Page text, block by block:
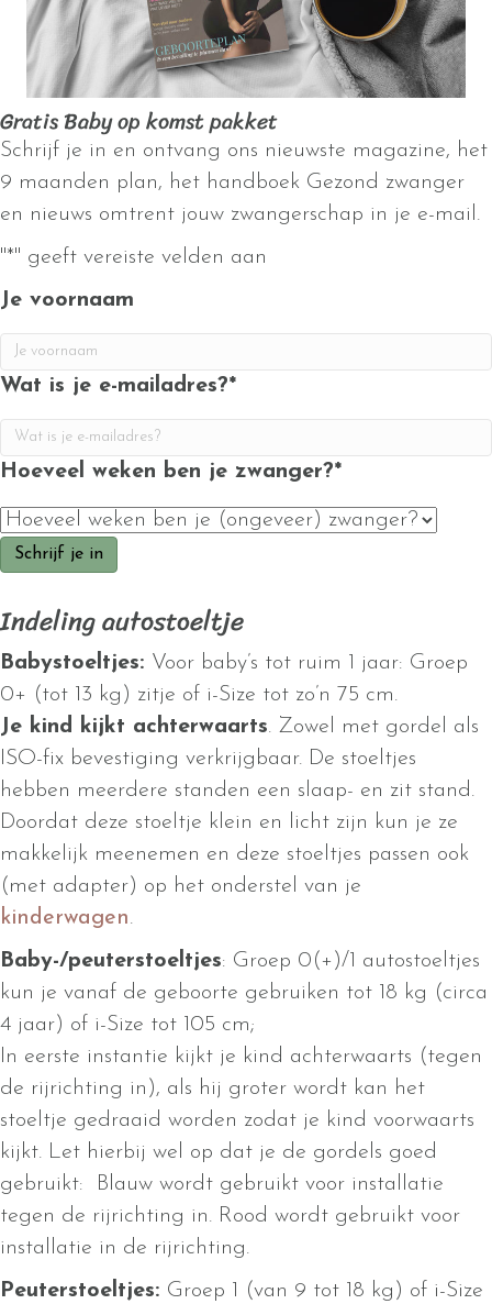
Gratis Baby op komst pakket
Schrijf je in en ontvang ons nieuwste magazine, het
9 maanden plan, het handboek Gezond zwanger
en nieuws omtrent jouw zwangerschap in je e-mail.
"*" geeft vereiste velden aan
Je voornaam
Wat is je e-mailadres?*
Hoeveel weken ben je zwanger?*
Indeling autostoeltje
Babystoeltjes: Voor baby’s tot ruim 1 jaar: Groep
0+ (tot 13 kg) zitje of i-Size tot zo’n 75 cm.
Je kind kijkt achterwaarts. Zowel met gordel als
ISO-fix bevestiging verkrijgbaar. De stoeltjes
hebben meerdere standen een slaap- en zit stand.
Doordat deze stoeltje klein en licht zijn kun je ze
makkelijk meenemen en deze stoeltjes passen ook
(met adapter) op het onderstel van je
kinderwagen.
Baby-/peuterstoeltjes: Groep 0(+)/1 autostoeltjes
kun je vanaf de geboorte gebruiken tot 18 kg (circa
4 jaar) of i-Size tot 105 cm;
In eerste instantie kijkt je kind achterwaarts (tegen
de rijrichting in), als hij groter wordt kan het
stoeltje gedraaid worden zodat je kind voorwaarts
kijkt. Let hierbij wel op dat je de gordels goed
gebruikt: Blauw wordt gebruikt voor installatie
tegen de rijrichting in. Rood wordt gebruikt voor
installatie in de rijrichting.
Peuterstoeltjes: Groep 1 (van 9 tot 18 kg) of i-Size